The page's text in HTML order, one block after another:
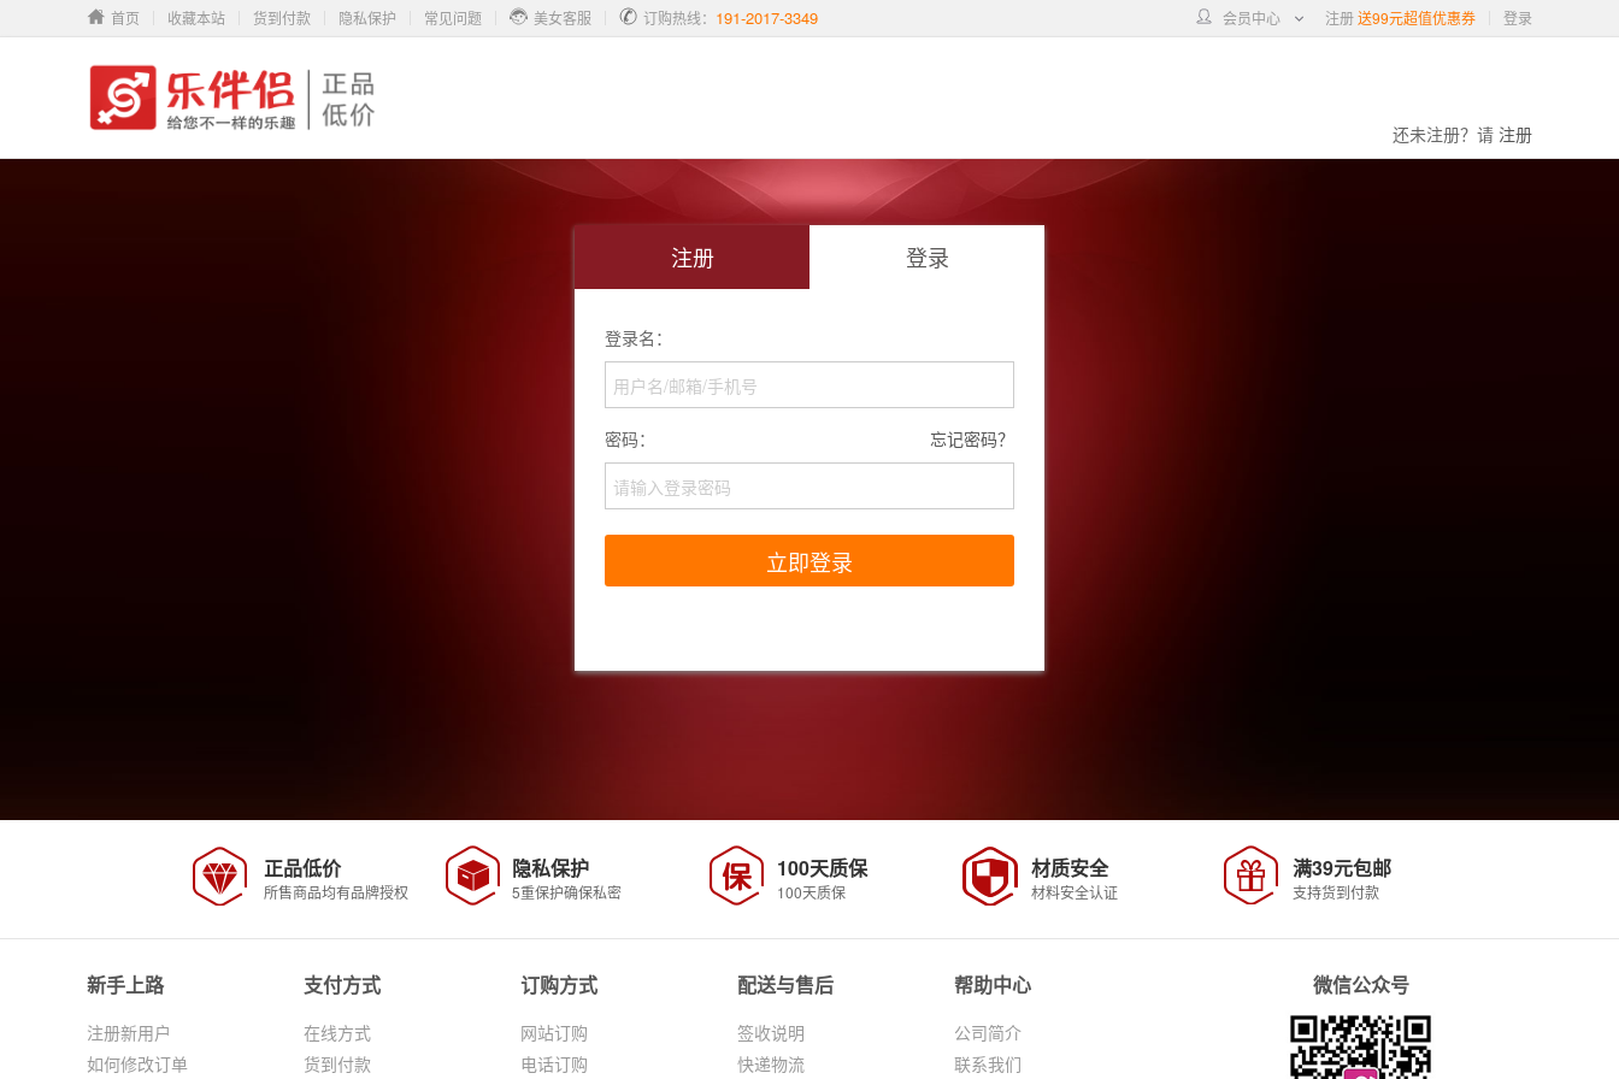
首页 收藏本站 货到付款 隐私保护 常见问题 美女客服 订购热线： 191-2017-3349 会员中心 注册送99元超值优惠券 登录
还未注册？请 注册
注册 登录
登录名：
密码： 忘记密码？
正品低价
所售商品均有品牌授权
隐私保护
5重保护确保私密
100天质保
100天质保
材质安全
材料安全认证
满39元包邮
支持货到付款
新手上路
注册新用户
如何修改订单
支付方式
在线方式
货到付款
订购方式
网站订购
电话订购
配送与售后
签收说明
快递物流
帮助中心
公司简介
联系我们
微信公众号